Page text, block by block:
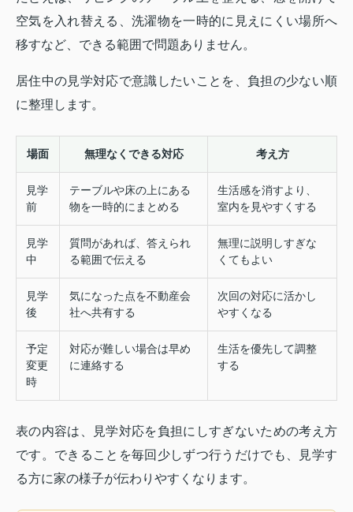
空気を入れ替える、洗濯物を一時的に見えにくい場所へ
移すなど、できる範囲で問題ありません。
居住中の見学対応で意識したいことを、負担の少ない順
に整理します。
場面 無理なくできる対応 考え方
見学
前
テーブルや床の上にある
物を一時的にまとめる
生活感を消すより、
室内を見やすくする
見学
中
質問があれば、答えられ
る範囲で伝える
無理に説明しすぎな
くてもよい
見学
後
気になった点を不動産会
社へ共有する
次回の対応に活かし
やすくなる
予定
変更
時
対応が難しい場合は早め
に連絡する
生活を優先して調整
する
表の内容は、見学対応を負担にしすぎないための考え方
です。できることを毎回少しずつ行うだけでも、見学す
る方に家の様子が伝わりやすくなります。